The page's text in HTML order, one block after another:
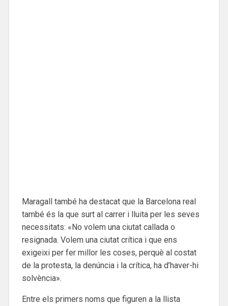
Maragall també ha destacat que la Barcelona real
també és la que surt al carrer i lluita per les seves
necessitats: «No volem una ciutat callada o
resignada. Volem una ciutat crítica i que ens
exigeixi per fer millor les coses, perquè al costat
de la protesta, la denúncia i la crítica, ha d’haver-hi
solvència».
Entre els primers noms que figuren a la llista